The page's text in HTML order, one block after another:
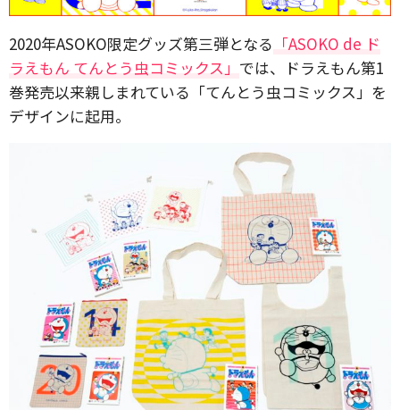
2020年ASOKO限定グッズ第三弾となる 「ASOKO de ド
ラえもん てんとう虫コミックス」 では、ドラえもん第1
巻発売以来親しまれている「てんとう虫コミックス」を
デザインに起用。